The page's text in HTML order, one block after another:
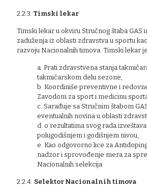
2.2.3. Timski lekar
Timski lekar u okviru Stručnog štaba GAS
zaduženja iz oblasti zdravstva u sportu
razvoju Nacionalnih timova. Timski lekar
a. Prati zdravstvena stanja
takmičarskom delu sezone,
b. Koordiniše preventivne i
Zavodom za sport i medicinu
c. Sarađuje sa Stručnim štabom
eventualnih novina u oblasti
d. o rezultatima svog rada
polugodišnjem i godišnjem nivou,
e. Kao odgovorno lice za
nadzor i sprovođenje mera za
Nacionalnih selekcija
2.2.4. Selektor Nacionalnih timova